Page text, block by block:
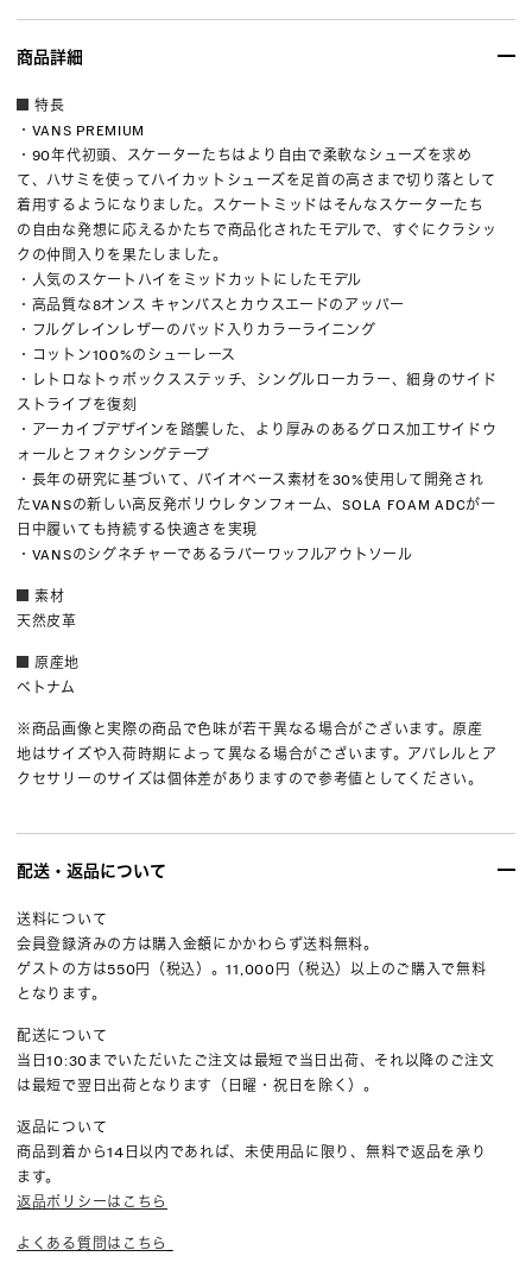
商品詳細
特長
・VANS PREMIUM
・90年代初頭、スケーターたちはより自由で柔軟なシューズを求め
て、ハサミを使ってハイカットシューズを足首の高さまで切り落として
着用するようになりました。スケートミッドはそんなスケーターたち
の自由な発想に応えるかたちで商品化されたモデルで、すぐにクラシッ
クの仲間入りを果たしました。
・人気のスケートハイをミッドカットにしたモデル
・高品質な8オンス キャンバスとカウスエードのアッパー
・フルグレインレザーのパッド入りカラーライニング
・コットン100%のシューレース
・レトロなトゥボックスステッチ、シングルローカラー、細身のサイド
ストライプを復刻
・アーカイブデザインを踏襲した、より厚みのあるグロス加工サイドウ
ォールとフォクシングテープ
・長年の研究に基づいて、バイオベース素材を30%使用して開発され
たVANSの新しい高反発ポリウレタンフォーム、SOLA FOAM ADCが一
日中履いても持続する快適さを実現
・VANSのシグネチャーであるラバーワッフルアウトソール
素材
天然皮革
原産地
ベトナム
※商品画像と実際の商品で色味が若干異なる場合がございます。原産
地はサイズや入荷時期によって異なる場合がございます。アパレルとア
クセサリーのサイズは個体差がありますので参考値としてください。
配送・返品について
送料について
会員登録済みの方は購入金額にかかわらず送料無料。
ゲストの方は550円（税込）。11,000円（税込）以上のご購入で無料
となります。
配送について
当日10:30までいただいたご注文は最短で当日出荷、それ以降のご注文
は最短で翌日出荷となります（日曜・祝日を除く）。
返品について
商品到着から14日以内であれば、未使用品に限り、無料で返品を承り
ます。
返品ポリシーはこちら
よくある質問はこちら